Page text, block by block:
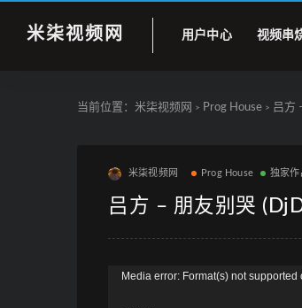
米柒视频网 用户中心 视频串
当前位置： 米柒视频网 > Prog House > 吕方
米柒视频网 Prog House 独家作
吕方 – 朋友别哭
Media error: Format(s) not supported